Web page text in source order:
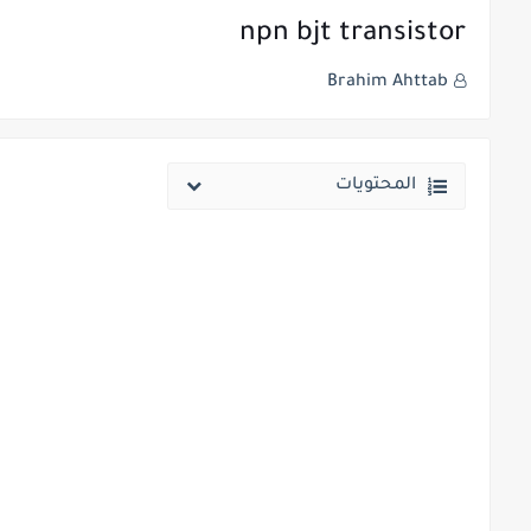
npn bjt transistor
Brahim Ahttab
المحتويات